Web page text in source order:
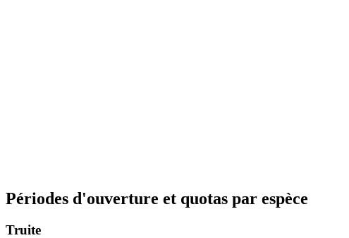
Périodes d'ouverture et quotas par espèce
Truite